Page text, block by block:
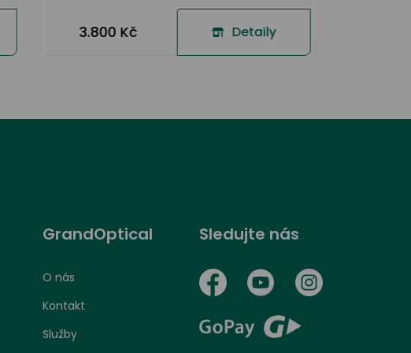
3.800 Kč Detaily
GrandOptical
O nás
Kontakt
Služby
Sledujte nás